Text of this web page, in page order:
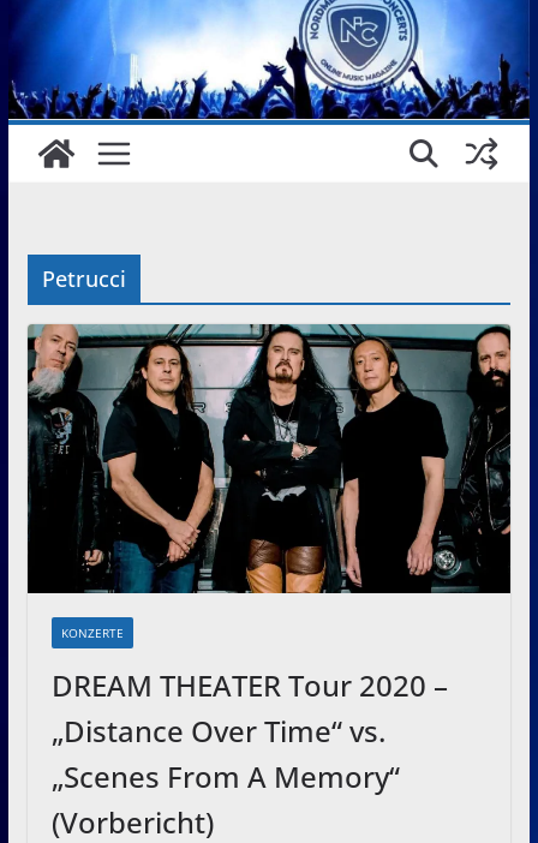
Petrucci
KONZERTE
DREAM THEATER Tour 2020 –
„Distance Over Time“ vs.
„Scenes From A Memory“
(Vorbericht)